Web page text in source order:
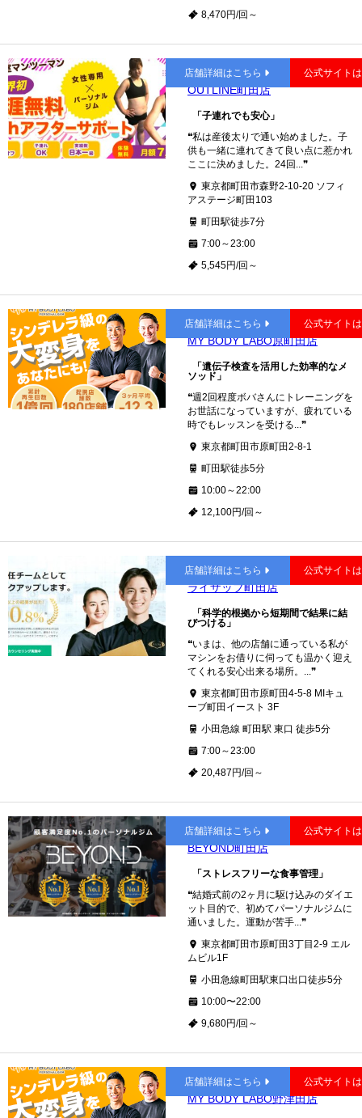
8,470円/回～
町田
OUTLINE町田店
「子連れでも安心」
❝私は産後太りで通い始めました。子
供も一緒に連れてきて良い点に惹かれ
ここに決めました。24回...❞
東京都町田市森野2-10-20 ソフィ
アステージ町田103
町田駅徒歩7分
7:00～23:00
5,545円/回～
店舗詳細はこちら 公式サイト
町田
MY BODY LABO原町田店
「遺伝子検査を活用した効率的なメ
ソッド」
❝週2回程度ボバさんにトレーニングを
お世話になっていますが、疲れている
時でもレッスンを受ける...❞
東京都町田市原町田2-8-1
町田駅徒歩5分
10:00～22:00
12,100円/回～
店舗詳細はこちら 公式サイト
町田
ライザップ町田店
「科学的根拠から短期間で結果に結
びつける」
❝いまは、他の店舗に通っている私が
マシンをお借りに伺っても温かく迎え
てくれる安心出来る場所。...❞
東京都町田市原町田4-5-8 MIキュ
ーブ町田イースト 3F
小田急線 町田駅 東口 徒歩5分
7:00～23:00
20,487円/回～
店舗詳細はこちら 公式サイト
町田
BEYOND町田店
「ストレスフリーな食事管理」
❝結婚式前の2ヶ月に駆け込みのダイエ
ット目的で、初めてパーソナルジムに
通いました。運動が苦手...❞
東京都町田市原町田3丁目2-9 エル
ムビル1F
小田急線町田駅東口出口徒歩5分
10:00〜22:00
9,680円/回～
店舗詳細はこちら 公式サイト
野津田
MY BODY LABO野津田店
店舗詳細はこちら 公式サイト